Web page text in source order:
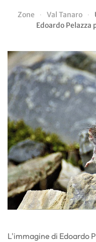
Zone Val Tanaro
Edoardo Pelazza
L'immagine di Edoardo